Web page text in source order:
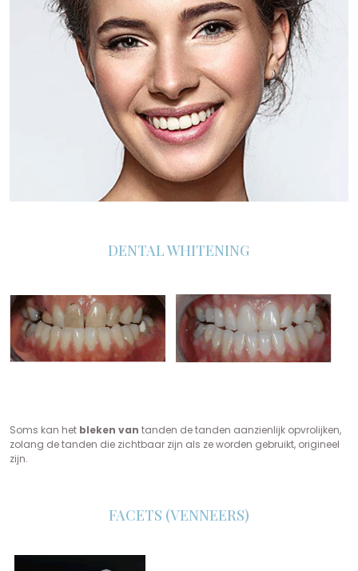
DENTAL WHITENING
Soms kan het bleken van tanden de tanden aanzienlijk opvrolijken,
zolang de tanden die zichtbaar zijn als ze worden gebruikt, origineel
zijn.
FACETS (VENNEERS)